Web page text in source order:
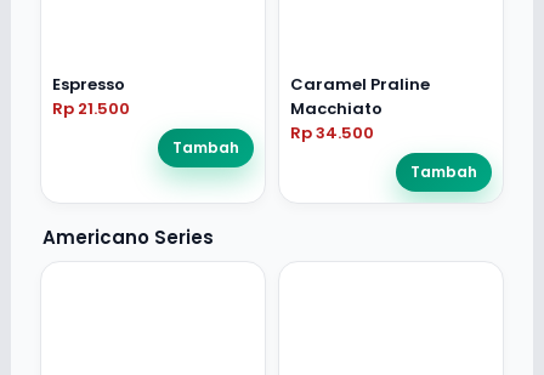
Espresso
Rp 21.500
Tambah
Caramel Praline
Macchiato
Rp 34.500
Tambah
Americano Series